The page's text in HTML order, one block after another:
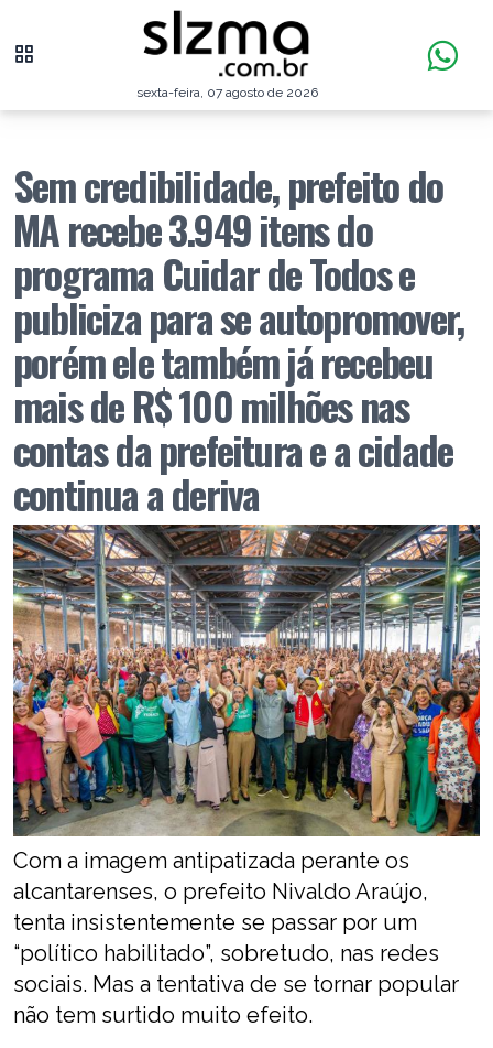
sexta-feira, 07 agosto de 2026
Sem credibilidade, prefeito do
MA recebe 3.949 itens do
programa Cuidar de Todos e
publiciza para se autopromover,
porém ele também já recebeu
mais de R$ 100 milhões nas
contas da prefeitura e a cidade
continua a deriva
Com a imagem antipatizada perante os
alcantarenses, o prefeito Nivaldo Araújo,
tenta insistentemente se passar por um
“político habilitado”, sobretudo, nas redes
sociais. Mas a tentativa de se tornar popular
não tem surtido muito efeito.